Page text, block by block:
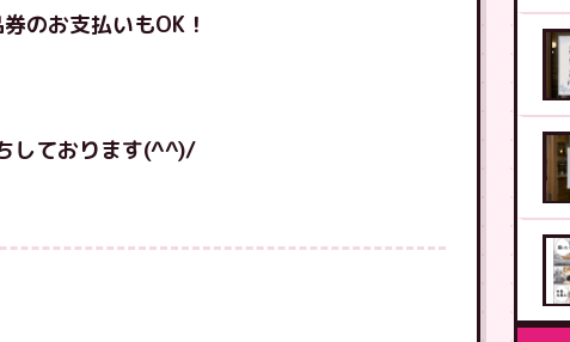
のお支払いもOK！
しております(^^)/